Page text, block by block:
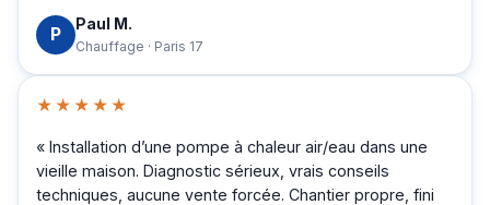
P Paul M.
Chauffage · Paris 17
★★★★★
« Installation d’une pompe à chaleur air/eau dans une
vieille maison. Diagnostic sérieux, vrais conseils
techniques, aucune vente forcée. Chantier propre, fini